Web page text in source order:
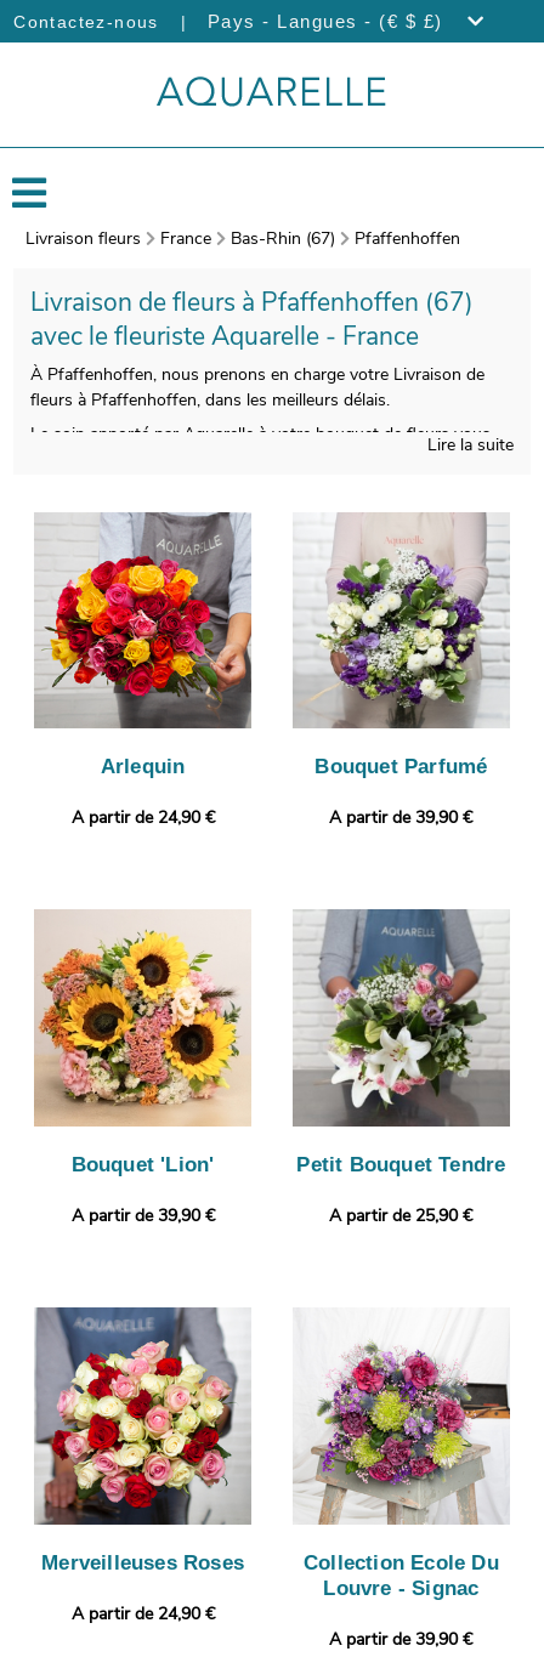
Contactez-nous | Pays - Langues - (€ $ £)
Livraison fleurs France Bas-Rhin (67) Pfaffenhoffen
Livraison de fleurs à Pfaffenhoffen (67)
avec le fleuriste Aquarelle - France
À Pfaffenhoffen, nous prenons en charge votre Livraison de
fleurs à Pfaffenhoffen, dans les meilleurs délais.
Le soin apporté par Aquarelle à votre bouquet de fleurs vous
protection, puis votre bouquet est pris en photo. Notre but est
de vous envoyer la image de manière à ce que vous puissiez
vous assurer que le bouquet envoyé sera identique à celui que
vous avez commandé. L’expédition sera ensuite lancée. Rendez
votre cadeau plus personnel encore avec un message ou une
photo à choisir par vos soins.
Lire la suite
Arlequin
A partir de 24,90 €
Bouquet Parfumé
A partir de 39,90 €
Bouquet 'Lion'
A partir de 39,90 €
Petit Bouquet Tendre
A partir de 25,90 €
Merveilleuses Roses
A partir de 24,90 €
Collection Ecole Du
Louvre - Signac
A partir de 39,90 €